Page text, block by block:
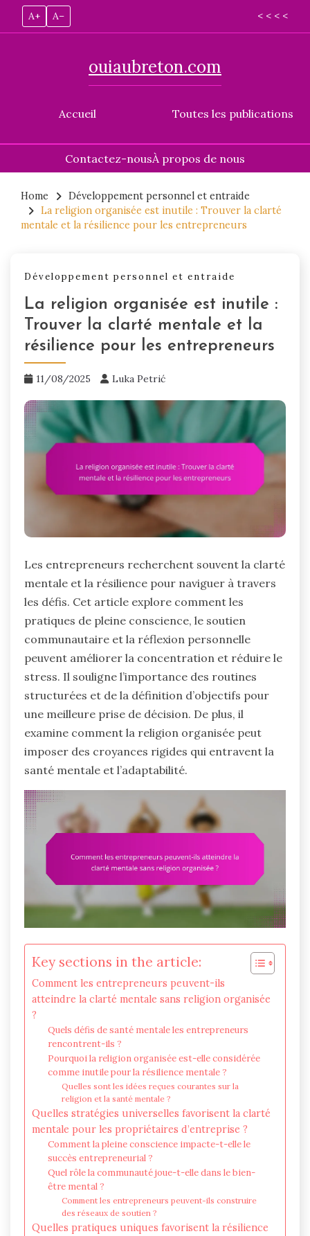
A+ A– < < < <
Accueil
ouiaubreton.com
Toutes les publications
Contactez-nousÀ propos de nous
content
Home
Développement personnel et entraide
La religion organisée est inutile : Trouver la clarté
mentale et la résilience pour les entrepreneurs
Développement personnel et entraide
La religion organisée est inutile :
Trouver la clarté mentale et la
résilience pour les entrepreneurs
11/08/2025 Luka Petrić
Les entrepreneurs recherchent souvent la clarté
mentale et la résilience pour naviguer à travers
les défis. Cet article explore comment les
pratiques de pleine conscience, le soutien
communautaire et la réflexion personnelle
peuvent améliorer la concentration et réduire le
stress. Il souligne l’importance des routines
structurées et de la définition d’objectifs pour
une meilleure prise de décision. De plus, il
examine comment la religion organisée peut
imposer des croyances rigides qui entravent la
santé mentale et l’adaptabilité.
Key sections in the article:
Comment les entrepreneurs peuvent-ils
atteindre la clarté mentale sans religion organisée
?
Quels défis de santé mentale les entrepreneurs
rencontrent-ils ?
Pourquoi la religion organisée est-elle considérée
comme inutile pour la résilience mentale ?
Quelles sont les idées reçues courantes sur la
religion et la santé mentale ?
Quelles stratégies universelles favorisent la clarté
mentale pour les propriétaires d’entreprise ?
Comment la pleine conscience impacte-t-elle le
succès entrepreneurial ?
Quel rôle la communauté joue-t-elle dans le bien-
être mental ?
Comment les entrepreneurs peuvent-ils construire
des réseaux de soutien ?
Quelles pratiques uniques favorisent la résilience